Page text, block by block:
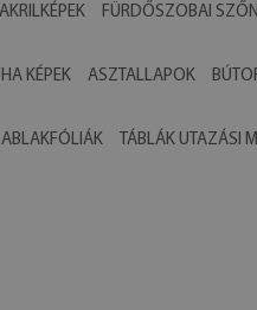
AKRILKÉPEK FÜRDŐSZOBAI
KÉPEK ASZTALLAPOK
ABLAKFÓLIÁK TÁBLÁK UTAZÁSI